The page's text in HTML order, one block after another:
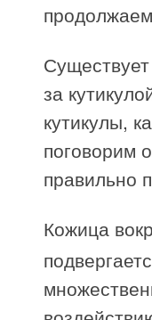
за
кутикулы,
поговорим
правильно
Кожица